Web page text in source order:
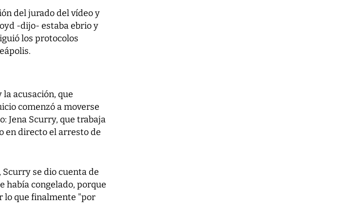
del jurado del vídeo y
-dijo- estaba ebrio y
los protocolos
acusación, que
comenzó a moverse
Jena Scurry, que trabaja
en directo el arresto de
se dio cuenta de
había congelado, porque
lo que finalmente "por